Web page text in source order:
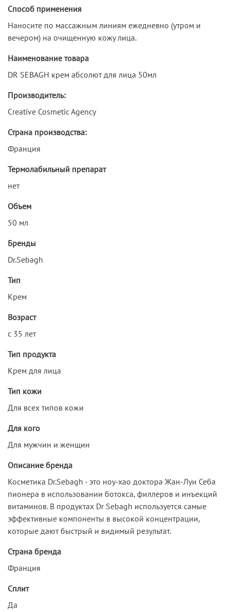
Способ применения
Наносите по массажным линиям ежедневно (утром и
вечером) на очищенную кожу лица.
Наименование товара
DR SEBAGH крем абсолют для лица 50мл
Производитель:
Creative Cosmetic Agency
Страна производства:
Франция
Термолабильный препарат
нет
Объем
50 мл
Бренды
Dr.Sebagh
Тип
Крем
Возраст
с 35 лет
Тип продукта
Крем для лица
Тип кожи
Для всех типов кожи
Для кого
Для мужчин и женщин
Описание бренда
Косметика Dr.Sebagh - это ноу-хао доктора Жан-Луи Себа
пионера в использовании ботокса, филлеров и инъекций
витаминов. В продуктах Dr Sebagh используется самые
эффективные компоненты в высокой концентрации,
которые дают быстрый и видимый результат.
Страна бренда
Франция
Сплит
Да